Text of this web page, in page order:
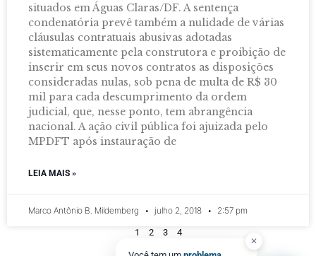
✕
situados em Águas Claras/DF. A sentença
condenatória prevê também a nulidade de várias
cláusulas contratuais abusivas adotadas
sistematicamente pela construtora e proibição de
inserir em seus novos contratos as disposições
consideradas nulas, sob pena de multa de R$ 30
mil para cada descumprimento da ordem
judicial, que, nesse ponto, tem abrangência
nacional. A ação civil pública foi ajuizada pelo
MPDFT após instauração de
LEIA MAIS »
Marco Antônio B. Mildemberg julho 2, 2018 2:57 pm
1 2 3 4